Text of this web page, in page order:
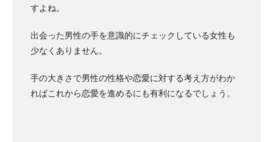
すよね。
出会った男性の手を意識的にチェックしている女性も
少なくありません。
手の大きさで男性の性格や恋愛に対する考え方がわか
ればこれから恋愛を進めるにも有利になるでしょう。